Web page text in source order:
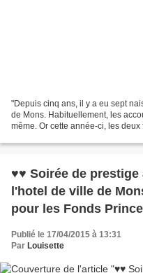
"Depuis cinq ans, il y a eu sept
de Mons. Habituellement, les
même. Or cette année-ci, les deux
♥♥ Soirée de
l'hotel de ville de
pour les Fonds
Publié le 17/04/2015 à 13:31
Par Louisette